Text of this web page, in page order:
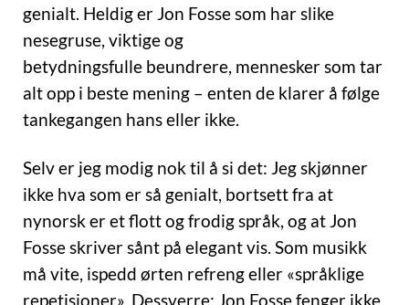
genialt. Heldig er Jon Fosse som har slike
nesegruse, viktige og
betydningsfulle beundrere, mennesker som tar
alt opp i beste mening – enten de klarer å følge
tankegangen hans eller ikke.
Selv er jeg modig nok til å si det: Jeg skjønner
ikke hva som er så genialt, bortsett fra at
nynorsk er et flott og frodig språk, og at Jon
Fosse skriver sånt på elegant vis. Som musikk
må vite, ispedd ørten refreng eller «språklige
repetisjoner». Dessverre; Jon Fosse fenger ikke